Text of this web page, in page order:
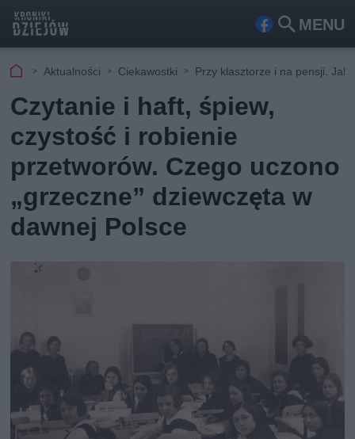
MENU
Fa
ook
Szu
kaj
Aktualności Ciekawostki Przy klasztorze i na pensji. Jak
Czytanie i haft, śpiew,
czystość i robienie
przetworów. Czego uczono
„grzeczne” dziewczęta w
dawnej Polsce